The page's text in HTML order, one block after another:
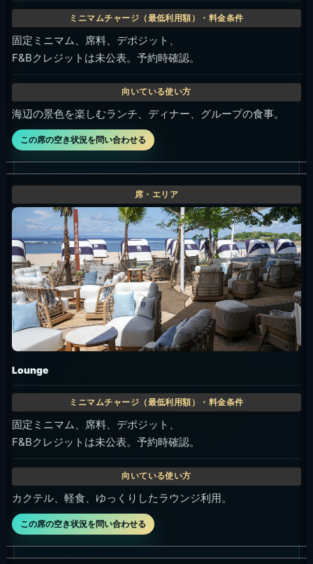
固定ミニマム、席料、デポジット、
F&Bクレジットは未公表。予約時確認。
海辺の景色を楽しむランチ、ディナー、グループの食事。
この席の空き状況を問い合わせる
Lounge
固定ミニマム、席料、デポジット、
F&Bクレジットは未公表。予約時確認。
カクテル、軽食、ゆっくりしたラウンジ利用。
この席の空き状況を問い合わせる